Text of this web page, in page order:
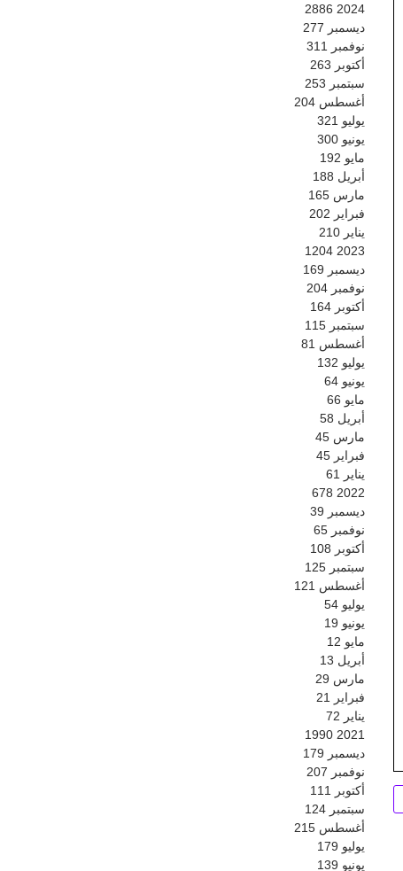
2024
2886
ديسمبر 277
نوفمبر
311
أكتوبر 263
سبتمبر 253
أغسطس 204
يوليو 321
يونيو 300
مايو 192
أبريل 188
مارس 165
فبراير 202
يناير 210
2023
1204
ديسمبر 169
نوفمبر 204
أكتوبر 164
سبتمبر 115
أغسطس 81
يوليو 132
يونيو 64
مايو 66
أبريل 58
مارس 45
فبراير 45
يناير
61
2022
678
ديسمبر 39
نوفمبر 65
أكتوبر 108
سبتمبر 125
أغسطس 121
يوليو 54
يونيو 19
مايو 12
أبريل 13
مارس 29
فبراير
21
يناير 72
2021
1990
ديسمبر 179
نوفمبر 207
أكتوبر
111
سبتمبر 124
أغسطس 215
يوليو 179
يونيو 139